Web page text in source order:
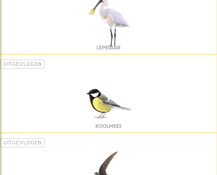
LEPELAAR
UITGEVLOGEN
KOOLMEES
UITGEVLOGEN